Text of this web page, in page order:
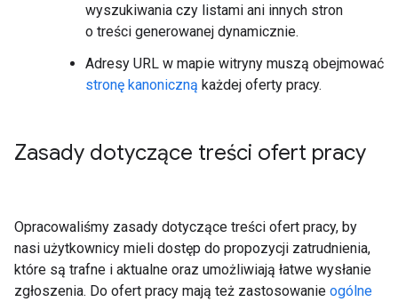
wyszukiwania czy listami ani innych stron
o treści generowanej dynamicznie.
Adresy URL w mapie witryny muszą obejmować
stronę kanoniczną każdej oferty pracy.
Zasady dotyczące treści ofert pracy
Opracowaliśmy zasady dotyczące treści ofert pracy, by
nasi użytkownicy mieli dostęp do propozycji zatrudnienia,
które są trafne i aktualne oraz umożliwiają łatwe wysłanie
zgłoszenia. Do ofert pracy mają też zastosowanie ogólne